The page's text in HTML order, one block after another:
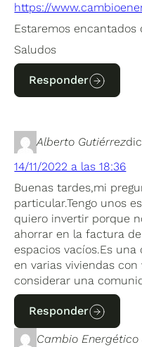
https://
Estaremos encantados
Saludos
Responder
Alberto Gutiérrez
14/11/2022 a las 18:36
Buenas tardes,mi
particular.Tengo unos
quiero invertir porque
ahorrar en la factura
espacios vacíos.Es
en varias viviendas
considerar una
Responder
Cambio Energético